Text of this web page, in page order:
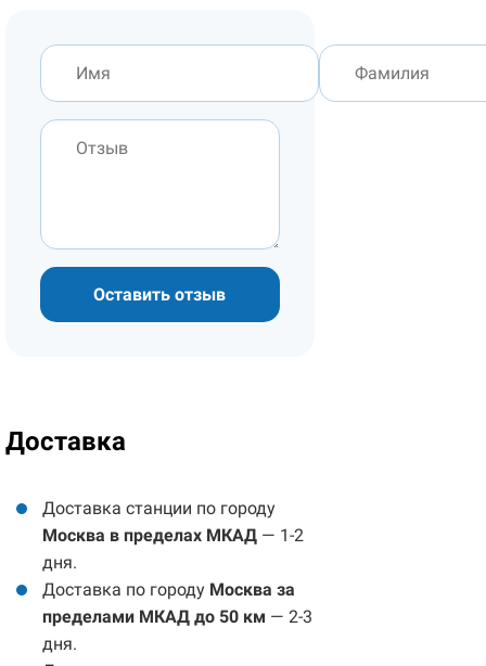
Оставить отзыв
Доставка
Доставка станции по городу
Москва в пределах МКАД — 1-2
дня.
Доставка по городу Москва за
пределами МКАД до 50 км — 2-3
дня.